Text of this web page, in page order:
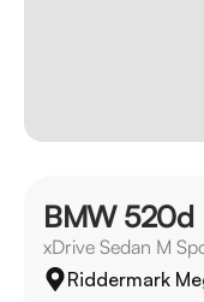
BMW 520d
xDrive Sedan M
Riddermark